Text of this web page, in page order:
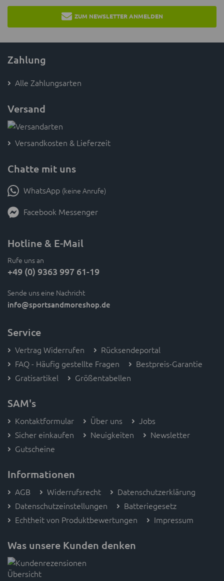
ZUM NEWSLETTER ANMELDEN
Zahlung
Alle Zahlungsarten
Versand
Versandkosten & Lieferzeit
Rufe uns an
+49 (0) 9363 997 61-19
info@sportsandmoreshop.de
Vertrag Widerrufen
FAQ - Häufig gestellte Fragen
Bestpreis-Garantie
Gratisartikel
Größentabellen
Kontaktformular
Sicher einkaufen
Neuigkeiten
Newsletter
Gutscheine
AGB Widerrufsrecht
Datenschutzeinstellungen
Batteriegesetz
Echtheit von Produktbewertungen
Impressum